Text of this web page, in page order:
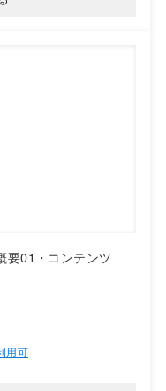
要01・コンテンツ
用可